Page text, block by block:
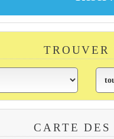
CARTE